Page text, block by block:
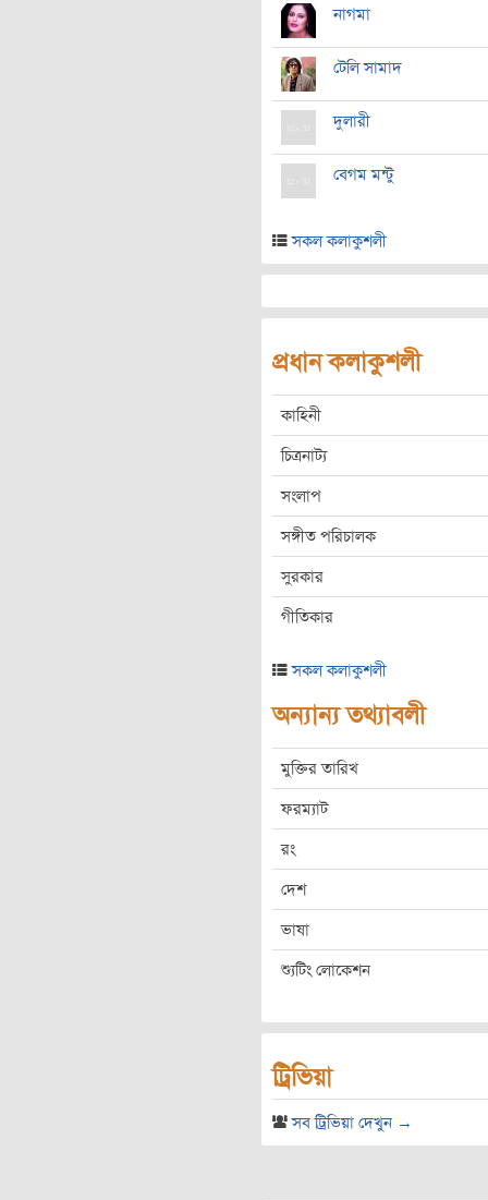
নাগমা
টেলি সামাদ
দুলারী
বেগম মন্টু
সকল কলাকুশলী
প্রধান কলাকুশলী
কাহিনী
চিত্রনাট্য
সংলাপ
সঙ্গীত পরিচালক
সুরকার
গীতিকার
সকল কলাকুশলী
অন্যান্য তথ্যাবলী
মুক্তির তারিখ
ফরম্যাট
রং
দেশ
ভাষা
শ্যুটিং লোকেশন
ট্রিভিয়া
সব ট্রিভিয়া দেখুন →